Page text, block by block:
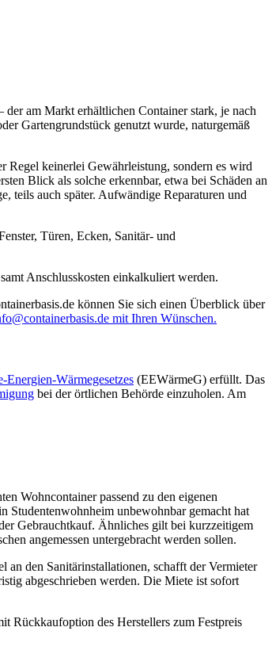
am Markt erhältlichen Container stark, je nach
Gartengrundstück genutzt wurde, naturgemäß
Regel keinerlei Gewährleistung, sondern es wird
Blick als solche erkennbar, etwa bei Schäden an
teils auch später. Aufwändige Reparaturen und
Türen, Ecken, Sanitär- und
Anschlusskosten einkalkuliert werden.
können Sie sich einen Überblick über
mit Ihren Wünschen.
Energien-Wärmegesetzes (EEWärmeG) erfüllt. Das
bei der örtlichen Behörde einzuholen. Am
Wohncontainer passend zu den eigenen
Studentenwohnheim unbewohnbar gemacht hat
Gebrauchtkauf. Ähnliches gilt bei kurzzeitigem
angemessen untergebracht werden sollen.
den Sanitärinstallationen, schafft der Vermieter
abgeschrieben werden. Die Miete ist sofort
Rückkaufoption des Herstellers zum Festpreis